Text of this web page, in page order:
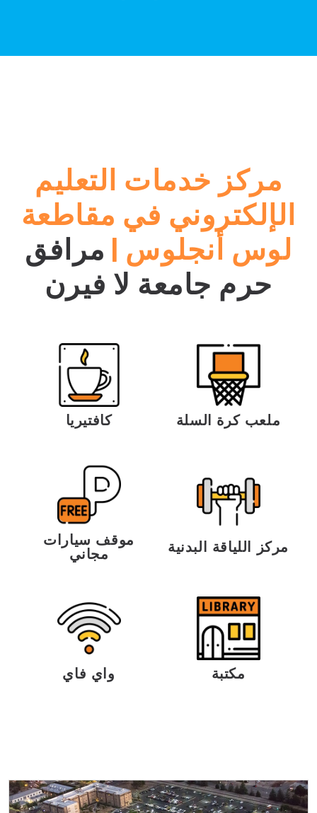
مركز خدمات التعليم
الإلكتروني في مقاطعة
لوس أنجلوس | مرافق
حرم جامعة لا فيرن
ملعب كرة السلة كافتيريا
مركز اللياقة البدنية
موقف سيارات
مجاني
مكتبة واي فاي